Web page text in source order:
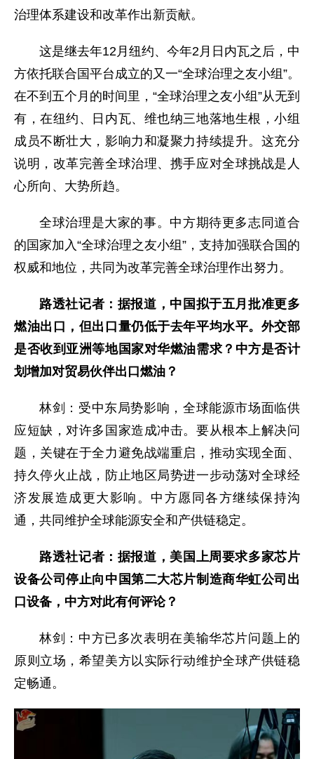
治理体系建设和改革作出新贡献。
这是继去年12月纽约、今年2月日内瓦之后，中
方依托联合国平台成立的又一“全球治理之友小组”。
在不到五个月的时间里，“全球治理之友小组”从无到
有，在纽约、日内瓦、维也纳三地落地生根，小组
成员不断壮大，影响力和凝聚力持续提升。这充分
说明，改革完善全球治理、携手应对全球挑战是人
心所向、大势所趋。
全球治理是大家的事。中方期待更多志同道合
的国家加入“全球治理之友小组”，支持加强联合国的
权威和地位，共同为改革完善全球治理作出努力。
路透社记者：据报道，中国拟于五月批准更多
燃油出口，但出口量仍低于去年平均水平。外交部
是否收到亚洲等地国家对华燃油需求？中方是否计
划增加对贸易伙伴出口燃油？
林剑：受中东局势影响，全球能源市场面临供
应短缺，对许多国家造成冲击。要从根本上解决问
题，关键在于全力避免战端重启，推动实现全面、
持久停火止战，防止地区局势进一步动荡对全球经
济发展造成更大影响。中方愿同各方继续保持沟
通，共同维护全球能源安全和产供链稳定。
路透社记者：据报道，美国上周要求多家芯片
设备公司停止向中国第二大芯片制造商华虹公司出
口设备，中方对此有何评论？
林剑：中方已多次表明在美输华芯片问题上的
原则立场，希望美方以实际行动维护全球产供链稳
定畅通。